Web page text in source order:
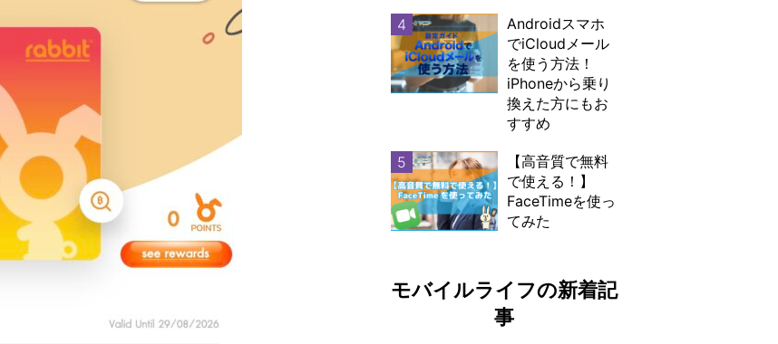
4
Androidスマホ
でiCloudメール
を使う方法！
iPhoneから乗り
換えた方にもお
すすめ
5
【高音質で無料
で使える！】
FaceTimeを使っ
てみた
モバイルライフの新着記
事